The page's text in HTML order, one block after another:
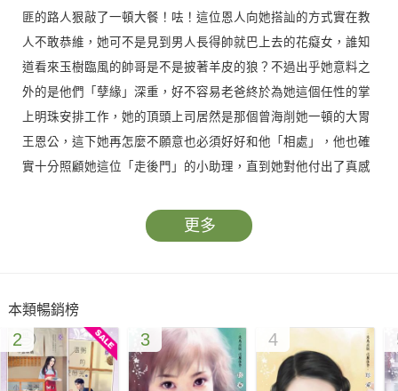
匪的路人狠敲了一頓大餐！呿！這位恩人向她搭訕的方式實在教
人不敢恭維，她可不是見到男人長得帥就巴上去的花癡女，誰知
道看來玉樹臨風的帥哥是不是披著羊皮的狼？不過出乎她意料之
外的是他們「孽緣」深重，好不容易老爸終於為她這個任性的掌
上明珠安排工作，她的頂頭上司居然是那個曾海削她一頓的大胃
王恩公，這下她再怎麼不願意也必須好好和他「相處」，他也確
實十分照顧她這位「走後門」的小助理，直到她對他付出了真感
更多
本類暢銷榜
2 3 4